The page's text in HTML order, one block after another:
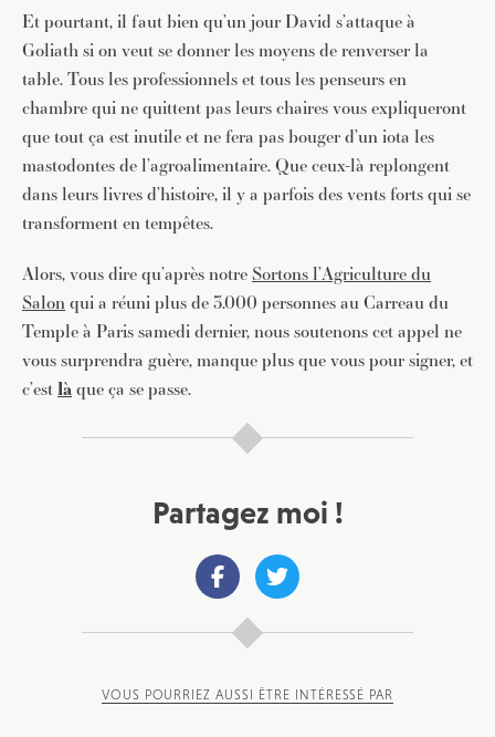
Et pourtant, il faut bien qu’un jour David s’attaque à
Goliath si on veut se donner les moyens de renverser la
table. Tous les professionnels et tous les penseurs en
chambre qui ne quittent pas leurs chaires vous expliqueront
que tout ça est inutile et ne fera pas bouger d’un iota les
mastodontes de l’agroalimentaire. Que ceux-là replongent
dans leurs livres d’histoire, il y a parfois des vents forts qui se
transforment en tempêtes.
Alors, vous dire qu’après notreSortons l’Agriculture du
Salonqui a réuni plus de 3.000 personnes au Carreau du
Temple à Paris samedi dernier, nous soutenons cet appel ne
vous surprendra guère, manque plus que vous pour signer, et
c’estlàque ça se passe.
Partagez moi !
VOUS POURRIEZ AUSSI ÊTRE INTÉRESSÉ PAR